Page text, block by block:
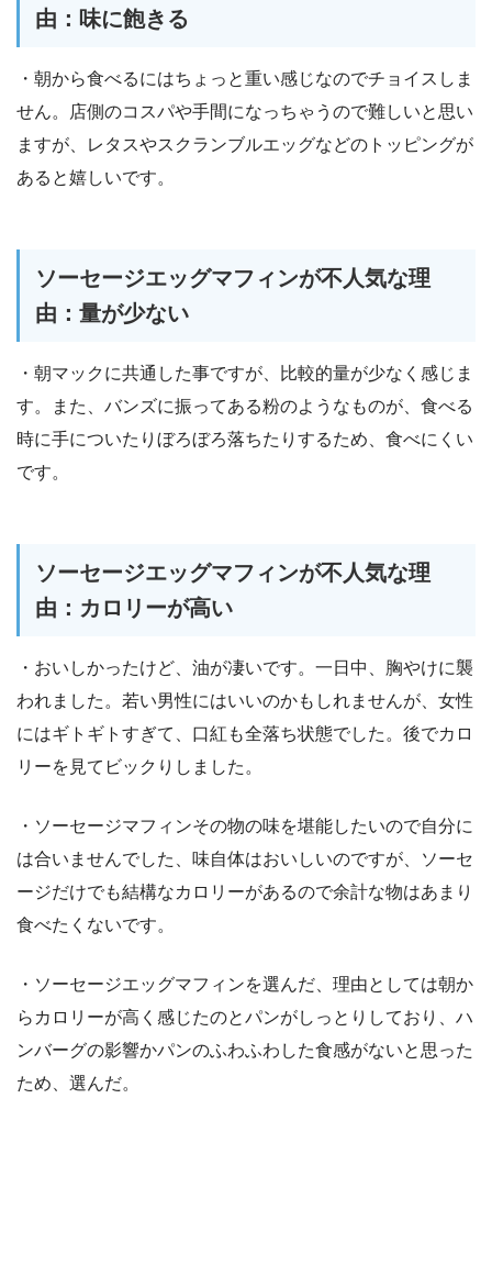
由：味に飽きる
・朝から食べるにはちょっと重い感じなのでチョイスしま
せん。店側のコスパや手間になっちゃうので難しいと思い
ますが、レタスやスクランブルエッグなどのトッピングが
あると嬉しいです。
ソーセージエッグマフィンが不人気な理
由：量が少ない
・朝マックに共通した事ですが、比較的量が少なく感じま
す。また、バンズに振ってある粉のようなものが、食べる
時に手についたりぼろぼろ落ちたりするため、食べにくい
です。
ソーセージエッグマフィンが不人気な理
由：カロリーが高い
・おいしかったけど、油が凄いです。一日中、胸やけに襲
われました。若い男性にはいいのかもしれませんが、女性
にはギトギトすぎて、口紅も全落ち状態でした。後でカロ
リーを見てビックりしました。
・ソーセージマフィンその物の味を堪能したいので自分に
は合いませんでした、味自体はおいしいのですが、ソーセ
ージだけでも結構なカロリーがあるので余計な物はあまり
食べたくないです。
・ソーセージエッグマフィンを選んだ、理由としては朝か
らカロリーが高く感じたのとパンがしっとりしており、ハ
ンバーグの影響かパンのふわふわした食感がないと思った
ため、選んだ。